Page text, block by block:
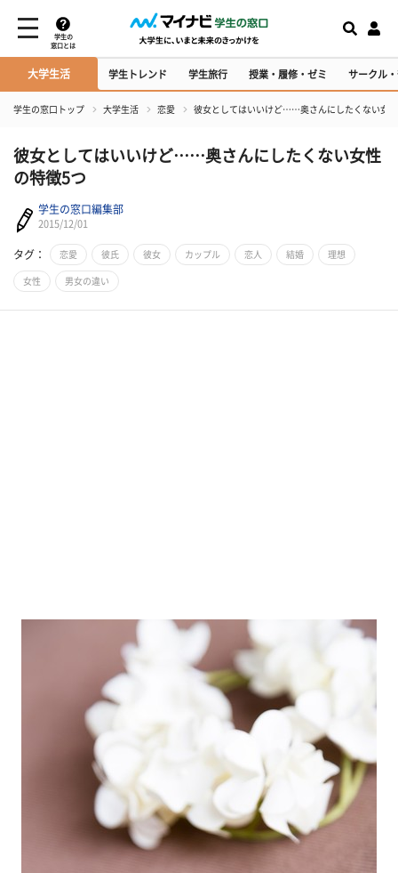
学生の
窓口とは
大学生活 学生トレンド 学生旅行 授業・履修・ゼミ サークル
学生の窓口トップ 大学生活 恋愛 彼女としてはいいけど……奥さんにしたくない女
彼女としてはいいけど……奥さんにしたくない女性
の特徴5つ
学生の窓口編集部
2015/12/01
タグ： 恋愛 彼氏 彼女 カップル 恋人 結婚 理想
女性 男女の違い